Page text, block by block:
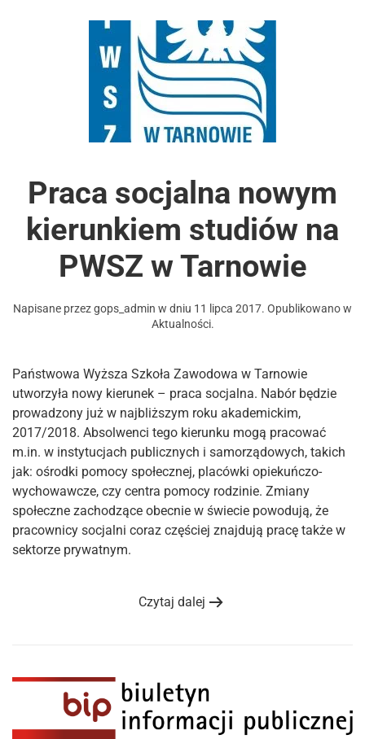
Praca socjalna nowym
kierunkiem studiów na
PWSZ w Tarnowie
Napisane przezgops_admin w dniu 11 lipca 2017. Opublikowano w
Aktualności.
Państwowa Wyższa Szkoła Zawodowa w Tarnowie
utworzyła nowy kierunek – praca socjalna. Nabór będzie
prowadzony już w najbliższym roku akademickim,
2017/2018. Absolwenci tego kierunku mogą pracować
m.in. w instytucjach publicznych i samorządowych, takich
jak: ośrodki pomocy społecznej, placówki opiekuńczo-
wychowawcze, czy centra pomocy rodzinie. Zmiany
społeczne zachodzące obecnie w świecie powodują, że
pracownicy socjalni coraz częściej znajdują pracę także w
sektorze prywatnym.
Czytaj dalej